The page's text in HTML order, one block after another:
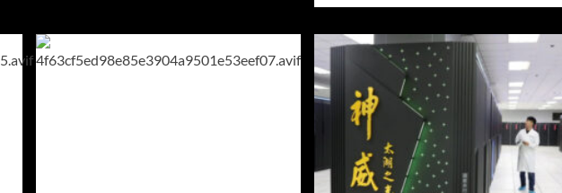
«Готики»
От Destiny
2 до Valorant:
во что
точно
не получится
поиграть
на Steam
Machine